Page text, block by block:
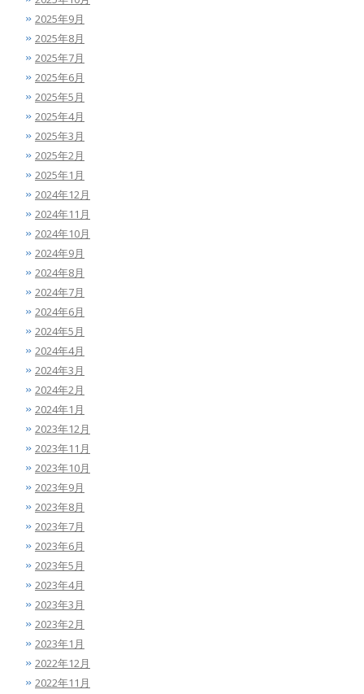
2025年9月
2025年8月
2025年7月
2025年6月
2025年5月
2025年4月
2025年3月
2025年2月
2025年1月
2024年12月
2024年11月
2024年10月
2024年9月
2024年8月
2024年7月
2024年6月
2024年5月
2024年4月
2024年3月
2024年2月
2024年1月
2023年12月
2023年11月
2023年10月
2023年9月
2023年8月
2023年7月
2023年6月
2023年5月
2023年4月
2023年3月
2023年2月
2023年1月
2022年12月
2022年11月